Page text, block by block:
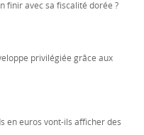
finir avec sa fiscalité dorée ?
privilégiée grâce aux
en euros vont-ils afficher des